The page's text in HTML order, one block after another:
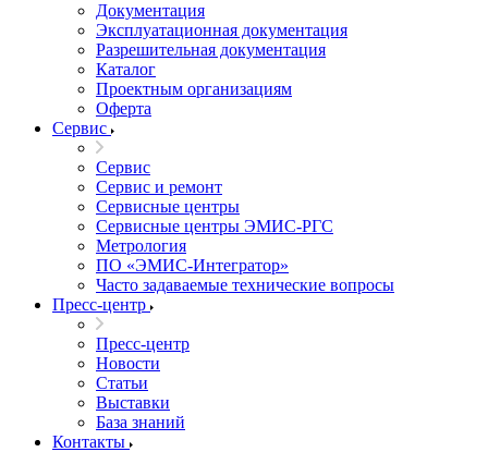
Документация
Эксплуатационная документация
Разрешительная документация
Каталог
Проектным организациям
Оферта
Сервис
Сервис
Сервис и ремонт
Сервисные центры
Сервисные центры ЭМИС-РГС
Метрология
ПО «ЭМИС-Интегратор»
Часто задаваемые технические вопросы
Пресс-центр
Пресс-центр
Новости
Статьи
Выставки
База знаний
Контакты